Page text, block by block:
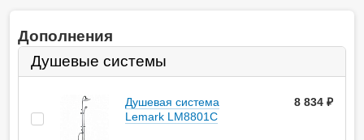
Дополнения
Душевые системы
Душевая система
Lemark LM8801C
8 834